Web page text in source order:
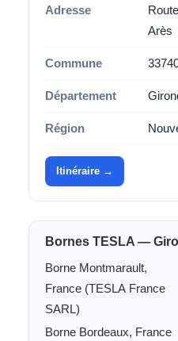
Adresse
Arès
Commune
Département
Région
Itinéraire →
Bornes TESLA —
Borne Montmarault,
France (TESLA France
SARL)
Borne Bordeaux, France